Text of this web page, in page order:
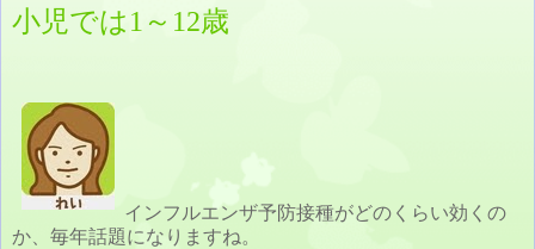
小児では1～12歳
インフルエンザ予防接種がどのくらい効くの
か、毎年話題になりますね。